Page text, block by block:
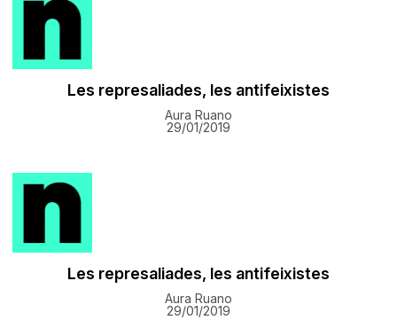
Les represaliades, les antifeixistes
Aura Ruano
29/01/2019
Les represaliades, les antifeixistes
Aura Ruano
29/01/2019